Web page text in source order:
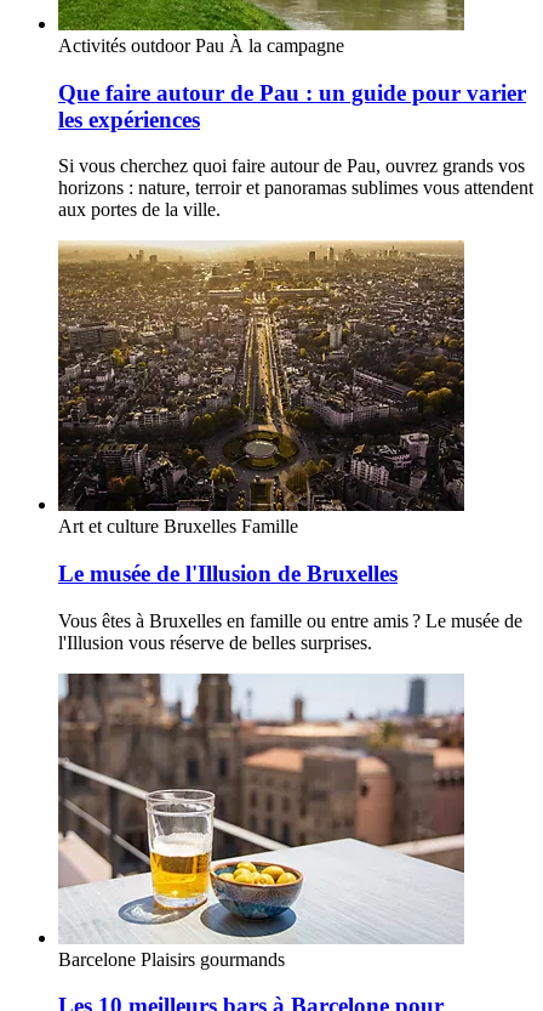
Activités outdoorPau À la campagne
Que faire autour de Pau : un guide pour varier
les expériences
Si vous cherchez quoi faire autour de Pau, ouvrez grands vos
horizons : nature, terroir et panoramas sublimes vous attendent
aux portes de la ville.
Art et culture Bruxelles Famille
Le musée de l'Illusion de Bruxelles
Vous êtes à Bruxelles en famille ou entre amis ? Le musée de
l'Illusion vous réserve de belles surprises.
Barcelone Plaisirs gourmands